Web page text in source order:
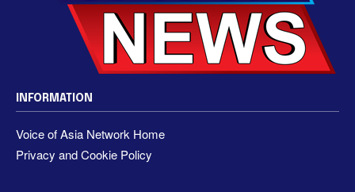
INFORMATION
Voice of Asia Network Home
Privacy and Cookie Policy